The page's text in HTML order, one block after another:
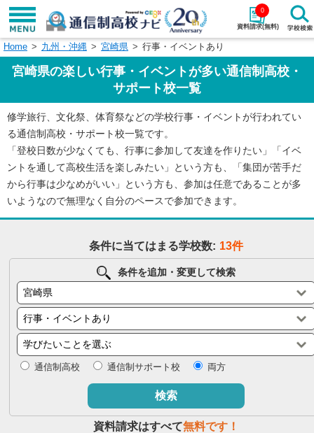
資料請求(無料)
0
学校名で探す
エリアから探す 特徴から探す
エリアを選択して探す
関東 北海道・東北
東海 北陸・甲信越
中国
四国
閉じる
Home 九州・沖縄 宮崎県 行事・イベントあり
宮崎県の楽しい行事・イベントが多い通信制高校・
サポート校一覧
修学旅行、文化祭、体育祭などの学校行事・イベントが行われてい
る通信制高校・サポート校一覧です。
「登校日数が少なくても、行事に参加して友達を作りたい」「イベ
ントを通して高校生活を楽しみたい」という方も、「集団が苦手だ
から行事は少なめがいい」という方も、参加は任意であることが多
いようなので無理なく自分のペースで参加できます。
条件に当てはまる学校数: 13件
条件を追加・変更して検索
通信制高校 通信制サポート校 両方
検索
資料請求はすべて無料です！